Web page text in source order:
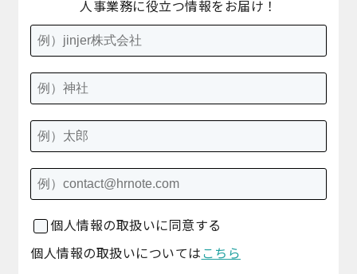
人事業務に役立つ情報をお届け！
個人情報の取扱いに同意する
個人情報の取扱いについては こちら